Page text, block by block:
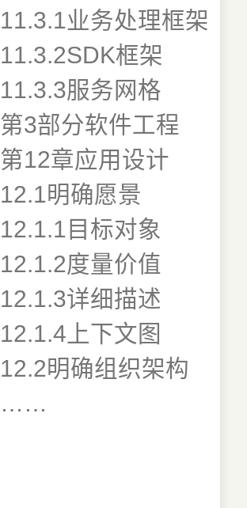
11.3.1业务处理框架
11.3.2SDK框架
11.3.3服务网格
第3部分软件工程
第12章应用设计
12.1明确愿景
12.1.1目标对象
12.1.2度量价值
12.1.3详细描述
12.1.4上下文图
12.2明确组织架构
……